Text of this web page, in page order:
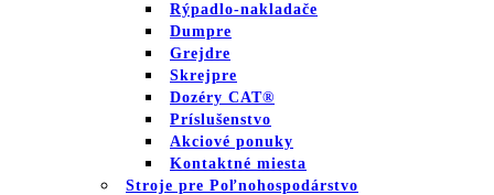
Rýpadlo-nakladače
Dumpre
Grejdre
Skrejpre
Dozéry CAT®
Príslušenstvo
Akciové ponuky
Kontaktné miesta
Stroje pre Poľnohospodárstvo